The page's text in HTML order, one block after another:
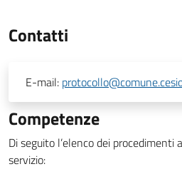
Contatti
E-mail:
Competenze
Di seguito l’elenco dei
servizio: